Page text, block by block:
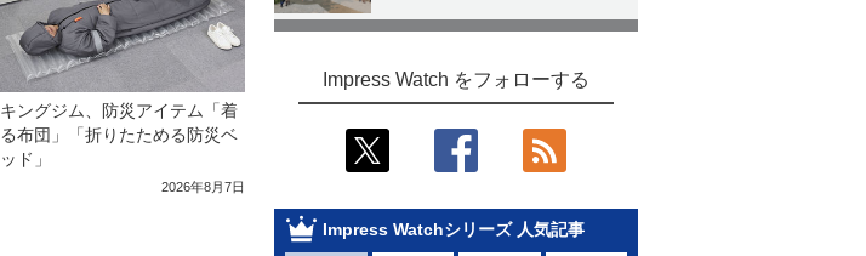
Impress Watch をフォローする
Impress Watchシリーズ 人気記事
キングジム、防災アイテム「着
る布団」「折りたためる防災ベ
ッド」
2026年8月7日